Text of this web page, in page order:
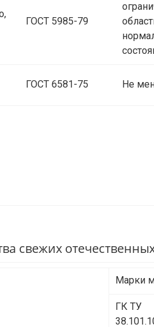
ГОСТ 5985-79
ГОСТ 6581-75 Не
свежих
Марки
ГК ТУ